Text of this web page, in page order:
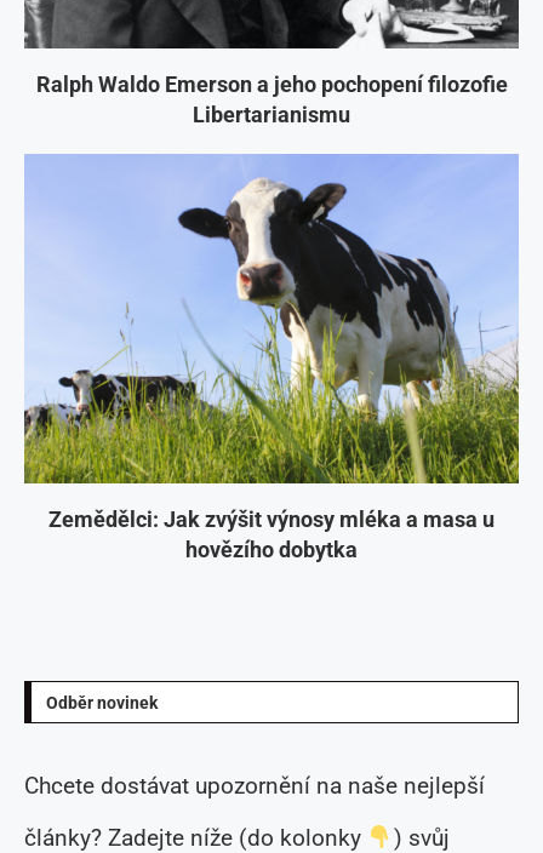
Ralph Waldo Emerson a jeho pochopení filozofie
Libertarianismu
Zemědělci: Jak zvýšit výnosy mléka a masa u
hovězího dobytka
Odběr novinek
Chcete dostávat upozornění na naše nejlepší
články? Zadejte níže (do kolonky
) svůj